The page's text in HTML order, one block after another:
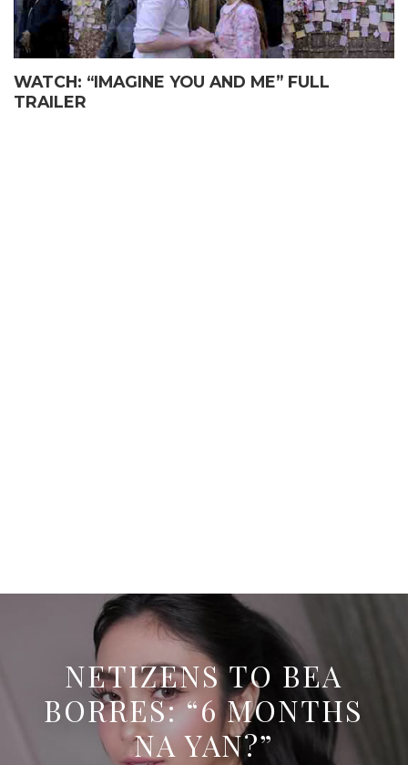
WATCH: “IMAGINE YOU AND ME” FULL
TRAILER
NETIZENS TO BEA
BORRES: “6 MONTHS
NA YAN?”